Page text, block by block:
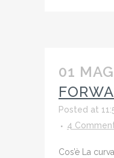
01 MAG
Posted at
4
Cos’è La